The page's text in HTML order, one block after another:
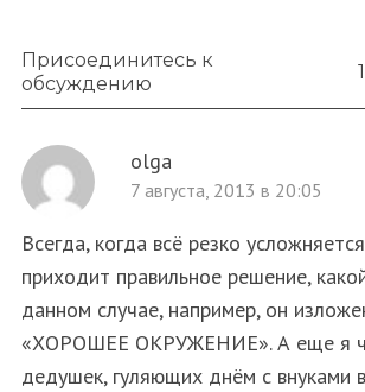
Присоединитесь к
обсуждению
olga
7 августа, 2013 в 20:05
Всегда, когда всё резко
приходит правильное решение,
данном случае, например, он
«ХОРОШЕЕ ОКРУЖЕНИЕ». А еще я
дедушек, гуляющих днём с внуками